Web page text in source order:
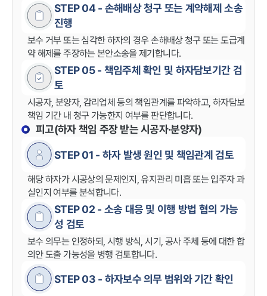
STEP 04 - 손해배상 청구 또는 계약해제 소송
진행
보수 거부 또는 심각한 하자의 경우 손해배상 청구 또는 도급계
약 해제를 주장하는 본안소송을 제기합니다.
STEP 05 - 책임주체 확인 및 하자담보기간 검
토
시공자, 분양자, 감리업체 등의 책임관계를 파악하고, 하자담보
책임 기간 내 청구 가능한지 여부를 판단합니다.
피고(하자 책임 주장 받는 시공자·분양자)
STEP 01 - 하자 발생 원인 및 책임관계 검토
해당 하자가 시공상의 문제인지, 유지관리 미흡 또는 입주자 과
실인지 여부를 분석합니다.
STEP 02 - 소송 대응 및 이행 방법 협의 가능
성 검토
보수 의무는 인정하되, 시행 방식, 시기, 공사 주체 등에 대한 합
의안 도출 가능성을 병행 검토합니다.
STEP 03 - 하자보수 의무 범위와 기간 확인